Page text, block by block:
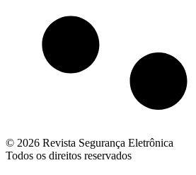
© 2026 Revista Segurança Eletrônica
Todos os direitos reservados